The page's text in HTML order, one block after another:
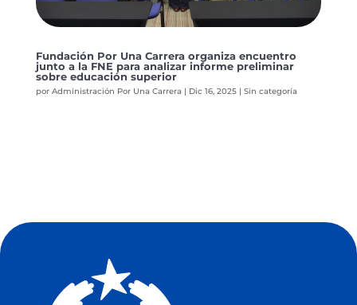
Fundación Por Una Carrera organiza encuentro
junto a la FNE para analizar informe preliminar
sobre educación superior
por Administración Por Una Carrera | Dic 16, 2025| Sin categoría